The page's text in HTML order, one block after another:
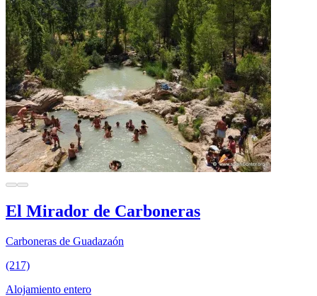
El Mirador de Carboneras
Carboneras de Guadazaón
(217)
Alojamiento entero